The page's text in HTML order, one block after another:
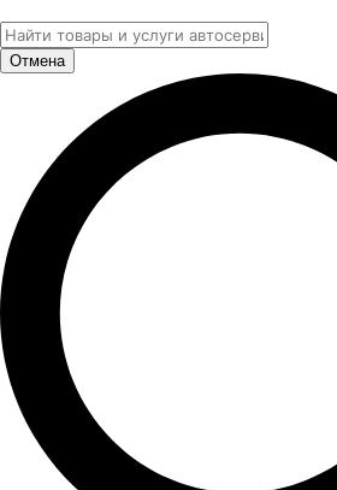
Отмена